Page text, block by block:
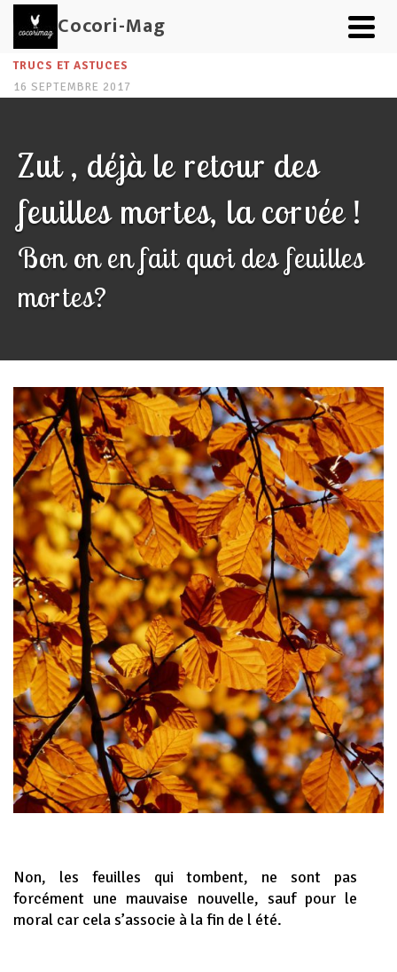
Cocori-Mag
TRUCS ET ASTUCES
16 SEPTEMBRE 2017
Zut , déjà le retour des
feuilles mortes, la corvée !
Bon on en fait quoi des feuilles
mortes?
Non, les feuilles qui tombent, ne sont pas
forcément une mauvaise nouvelle, sauf pour le
moral car cela s’associe à la fin de l été.